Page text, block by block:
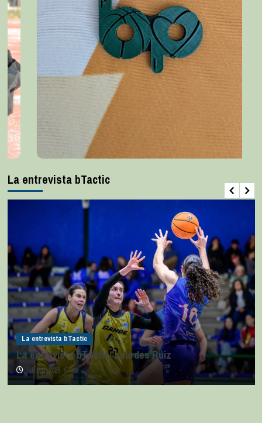
La entrevista bTactic
La entrevista bTactic
La entrevista bTactic: Lourdes Ruiz
julio 11, 2026 0